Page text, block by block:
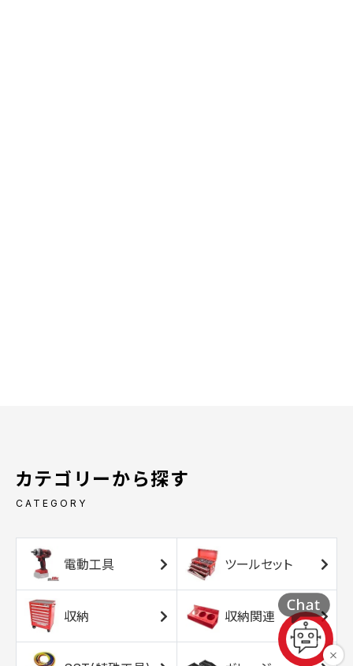
カテゴリーから探す
CATEGORY
電動工具 ツールセット
収納 収納関連